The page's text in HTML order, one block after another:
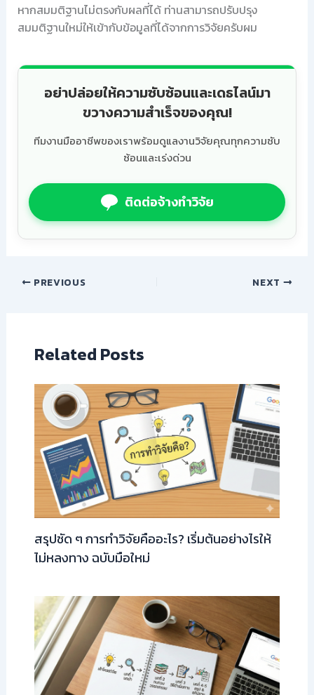
หากสมมติฐานไม่ตรงกับผลที่ได้ ท่านสามารถปรับปรุง
สมมติฐานใหม่ให้เข้ากับข้อมูลที่ได้จากการวิจัยครับผม
อย่าปล่อยให้ความซับซ้อนและเดธไลน์มา
ขวางความสำเร็จของคุณ!
ทีมงานมืออาชีพของเราพร้อมดูแลงานวิจัยคุณทุกความซับ
ซ้อนและเร่งด่วน
ติดต่อจ้างทำวิจัย
PREVIOUS NEXT
Related Posts
สรุปชัด ๆ การทำวิจัยคืออะไร? เริ่มต้นอย่างไรให้
ไม่หลงทาง ฉบับมือใหม่